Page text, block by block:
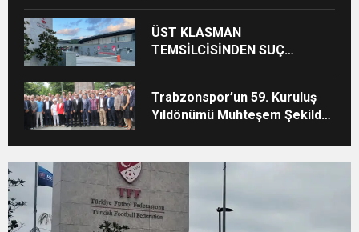
ÜST KLASMAN
TEMSİLCİSİNDEN SUÇ
Trabzonspor’un 59. Kuruluş
Yıldönümü Muhteşem Şekilde